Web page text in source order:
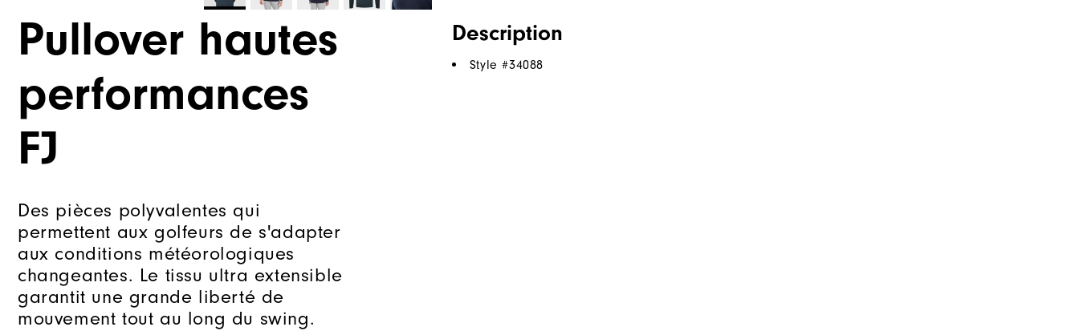
Pullover hautes
performances
FJ
Des pièces polyvalentes qui
permettent aux golfeurs de s'adapter
aux conditions météorologiques
changeantes. Le tissu ultra extensible
garantit une grande liberté de
mouvement tout au long du swing.
Description
Style #34088